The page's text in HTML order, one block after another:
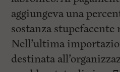
aggiungeva una
sostanza stupefacente
Nell’ultima
destinata